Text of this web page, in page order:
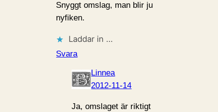
Snyggt omslag, man blir ju
nyfiken.
Laddar in …
Svara
Linnea
2012-11-14
Ja, omslaget är riktigt